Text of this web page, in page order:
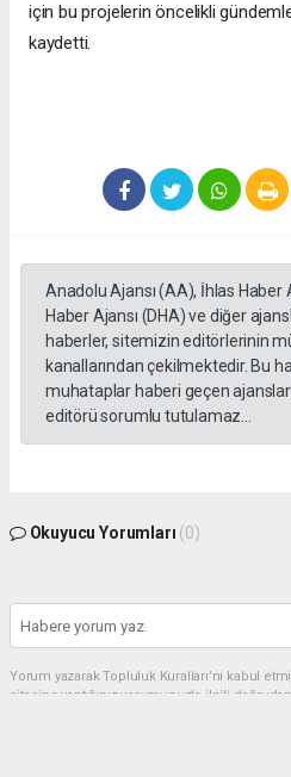
için bu projelerin öncelikli
kaydetti.
Anadolu Ajansı (AA), İhlas Haber
Haber Ajansı (DHA) ve diğer
haberler, sitemizin editörlerinin
kanallarından çekilmektedir. Bu
muhataplar haberi geçen
editörü sorumlu tutulamaz...
Okuyucu Yorumları (0)
Yorum yazarak Topluluk Kuralları’nı kabul
sitesine yaptığınız yorumunuzla ilgili